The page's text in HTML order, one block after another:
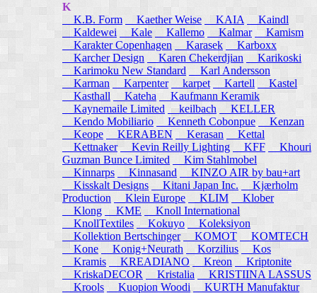
K
K.B. Form
Kaether Weise KAIA
Kaindl
Kaldewei
Kale Kallemo Kalmar
Kamism
Karakter Copenhagen
Karasek
Karboxx
Karcher Design
Karen Chekerdjian
Karikoski
Karimoku New Standard
Karl Andersson
Karman
Karpenter karpet Kartell
Kastel
Kasthall
Kateha
Kaufmann Keramik
Kaynemaile Limited keilbach
KELLER
Kendo Mobiliario
Kenneth Cobonpue
Kenzan
Keope
KERABEN Kerasan
Kettal
Kettnaker Kevin Reilly Lighting KFF
Khouri
Guzman Bunce Limited
Kim Stahlmobel
Kinnarps
Kinnasand
KINZO AIR by bau+art
Kisskalt Designs
Kitani Japan Inc.
Kjærholm
Production
Klein Europe KLIM
Klober
Klong
KME
Knoll International
KnollTextiles
Kokuyo
Koleksiyon
Kollektion Bertschinger KOMOT
KOMTECH
Kone
Konig+Neurath Korzilius
Kos
Kramis
KREADIANO Kreon
Kriptonite
KriskaDECOR
Kristalia
KRISTIINA LASSUS
Krools
Kuopion Woodi
KURTH Manufaktur